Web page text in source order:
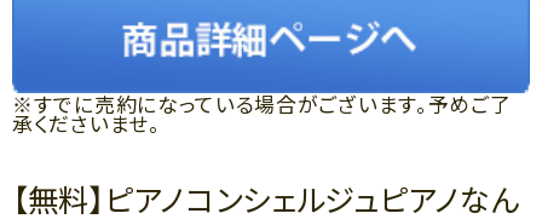
※すでに売約になっている場合がございます。予めご了
承くださいませ。
【無料】ピアノコンシェルジュピアノなん